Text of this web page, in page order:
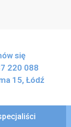
się
220 088
15, Łódź